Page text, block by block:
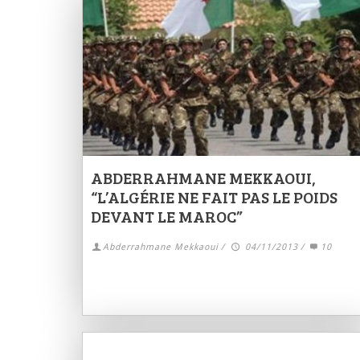
ABDERRAHMANE MEKKAOUI,
“L’ALGÉRIE NE FAIT PAS LE POIDS
DEVANT LE MAROC”
Abderrahmane Mekkaoui / 04/11/2013 / 10